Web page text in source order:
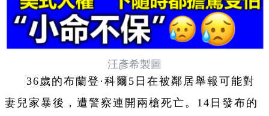
汪彥希製圖
36歲的布蘭登·科爾5日在被鄰居舉報可能對
妻兒家暴後，遭警察連開兩槍死亡。14日發布的